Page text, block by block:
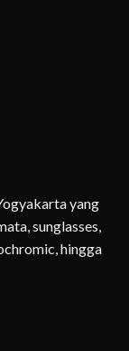
yang
sunglasses,
hingga